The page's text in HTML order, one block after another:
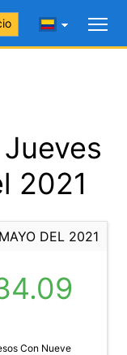
2021
DEL 2021
Con Nueve